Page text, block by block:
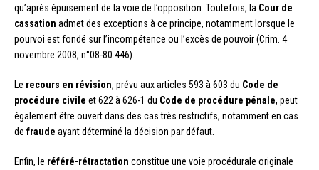
qu’après épuisement de la voie de l’opposition. Toutefois, la Cour de
cassation admet des exceptions à ce principe, notamment lorsque le
pourvoi est fondé sur l’incompétence ou l’excès de pouvoir (Crim. 4
novembre 2008, n°08-80.446).
Le recours en révision, prévu aux articles 593 à 603 du Code de
procédure civile et 622 à 626-1 du Code de procédure pénale, peut
également être ouvert dans des cas très restrictifs, notamment en cas
de fraude ayant déterminé la décision par défaut.
Enfin, le référé-rétractation constitue une voie procédurale originale